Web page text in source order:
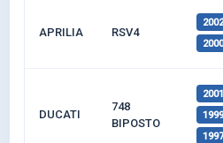
APRILIA RSV4
2002
2000
DUCATI
748
BIPOSTO
2001
1999
1997